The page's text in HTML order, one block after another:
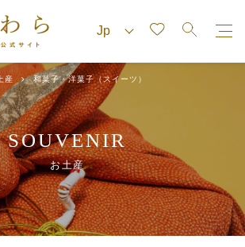
産 和菓子・洋菓子（スイーツ）
SOUVENIR
お土産